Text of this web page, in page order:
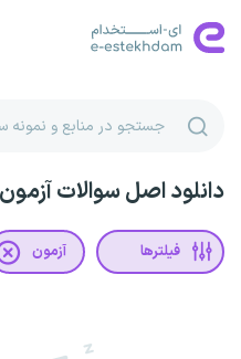
دانلود اصل سوالات
فیلترها آزمون